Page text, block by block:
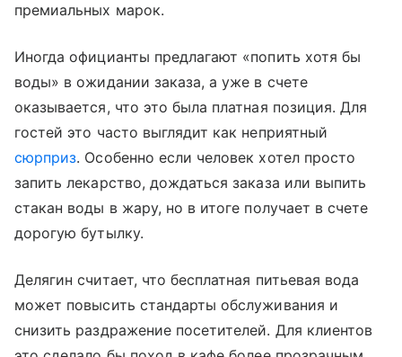
премиальных марок.
Иногда официанты предлагают «попить хотя бы
воды» в ожидании заказа, а уже в счете
оказывается, что это была платная позиция. Для
гостей это часто выглядит как неприятный
сюрприз. Особенно если человек хотел просто
запить лекарство, дождаться заказа или выпить
стакан воды в жару, но в итоге получает в счете
дорогую бутылку.
Делягин считает, что бесплатная питьевая вода
может повысить стандарты обслуживания и
снизить раздражение посетителей. Для клиентов